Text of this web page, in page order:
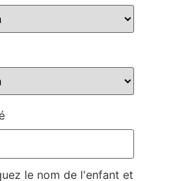
le nom de l'enfant et